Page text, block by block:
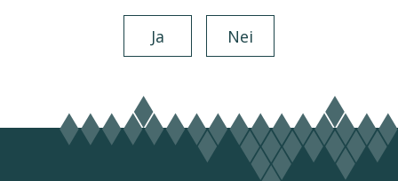
Ja Nei